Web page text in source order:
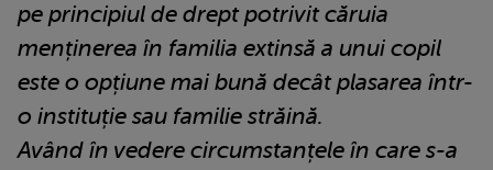
pe principiul de drept potrivit căruia
menținerea în familia extinsă a unui copil
este o opțiune mai bună decât plasarea într-
o instituție sau familie străină.
Având în vedere circumstanțele în care s-a